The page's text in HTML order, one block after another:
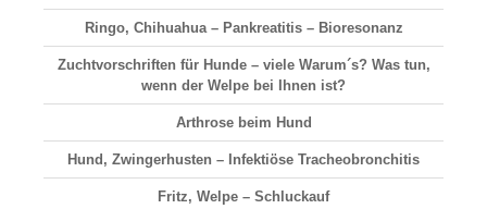
Ringo, Chihuahua – Pankreatitis – Bioresonanz
Zuchtvorschriften für Hunde – viele Warum´s? Was tun,
wenn der Welpe bei Ihnen ist?
Arthrose beim Hund
Hund, Zwingerhusten – Infektiöse Tracheobronchitis
Fritz, Welpe – Schluckauf